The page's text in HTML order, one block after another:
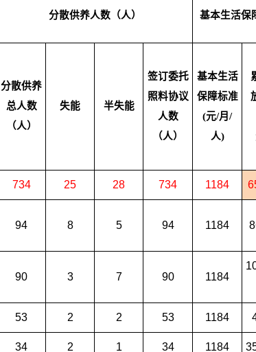
分散供养人数（人） 基本生活保
分散供养
总人数
（人）
失能 半失能
签订委托
照料协议
人数
（人）
基本生活
保障标准
(元/月/
人)
734 25 28 734 1184
94 8 5 94 1184
90 3 7 90 1184
53 2 2 53 1184
34 2 1 34 1184